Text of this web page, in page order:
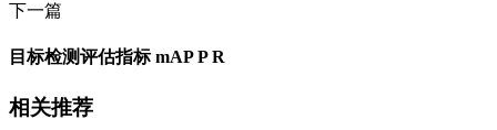
下一篇
目标检测评估指标 mAP P R
相关推荐